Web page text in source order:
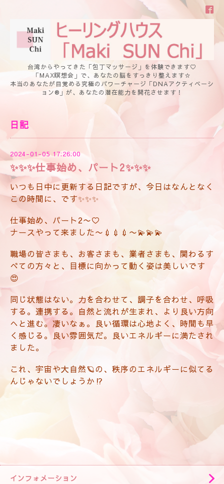
台湾からやってきた「包丁マッサージ」を体験できます♡
「MAX瞑想会」で、あなたの脳をすっきり整えます☆
本当のあなたが目覚める究極のパワーチャージ「DNAアクティベーシ
ョン®」が、あなたの潜在能力を開花させます！
日記
2024-01-05 17:26:00
✨✨✨仕事始め、パート2✨✨✨
いつも日中に更新する日記ですが、今日はなんとなく
この時間に、です✨✨✨
仕事始め、パート2〜♡
ナースやって来ました〜💉💉💉〜💫💫💫
職場の皆さまも、お客さまも、業者さまも、関わるす
べての方々と、目標に向かって動く姿は美しいです
😍
同じ状態はない。力を合わせて、調子を合わせ、呼吸
する。連携する。自然と流れが生まれ、より良い方向
へと進む。凄いなぁ。良い循環は心地よく、時間も早
く感じる。良い雰囲気だ。良いエネルギーに満たされ
ました。
これ、宇宙や大自然🪐の、秩序のエネルギーに似てる
んじゃないでしょうか⁉️
インフォメーション